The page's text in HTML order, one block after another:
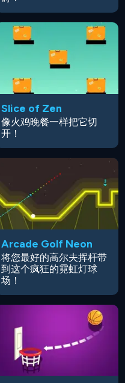
Slice of Zen
像火鸡晚餐一样把它切
开！
Arcade Golf Neon
将您最好的高尔夫挥杆带
到这个疯狂的霓虹灯球
场！